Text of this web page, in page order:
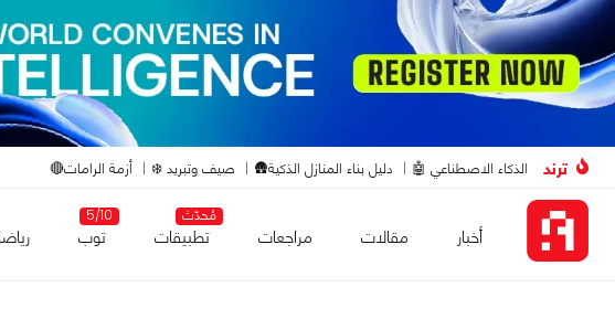
ترند الذكاء الاصطناعي 🤖 دليل بناء المنازل الذكية🛖 صيف وتبريد ❄️ أزمة الرامات🔴
أخبار مقالات مراجعات
مُحدّث
تطبيقات
5/10
توب